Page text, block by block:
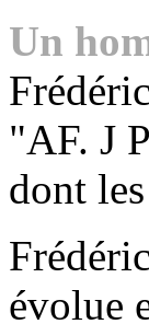
Un
"AF. J
dont
évolue